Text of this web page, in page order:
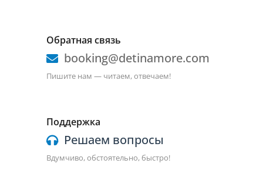
Обратная связь
booking@detinamore.com
Пишите нам — читаем, отвечаем!
Поддержка
Решаем вопросы
Вдумчиво, обстоятельно, быстро!